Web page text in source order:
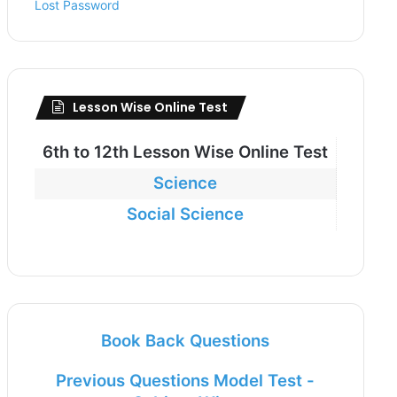
Lost Password
Lesson Wise Online Test
6th to 12th Lesson Wise Online Test
Science
Social Science
Book Back Questions
Previous Questions Model Test -